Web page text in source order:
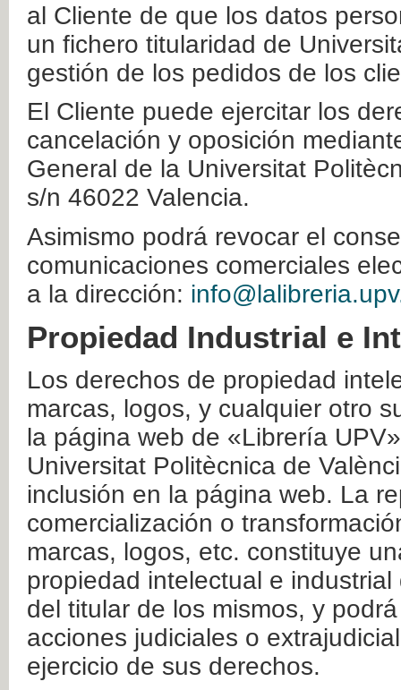
al Cliente de que los datos
un fichero titularidad de
gestión de los pedidos de los
El Cliente puede ejercitar los
cancelación y oposición
General de la Universitat
s/n 46022 Valencia.
Asimismo podrá revocar el
comunicaciones comerciales
a la dirección:
Propiedad Industrial e
Los derechos de propiedad
marcas, logos, y cualquier otro
la página web de «Librería
Universitat Politècnica de
inclusión en la página web. La
comercialización o
marcas, logos, etc. constituye
propiedad intelectual e
del titular de los mismos, y
acciones judiciales o
ejercicio de sus derechos.